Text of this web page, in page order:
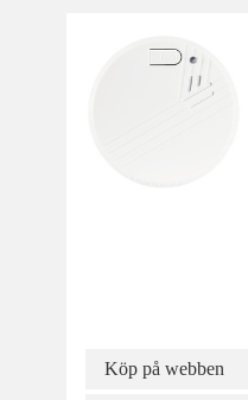
Köp på webben